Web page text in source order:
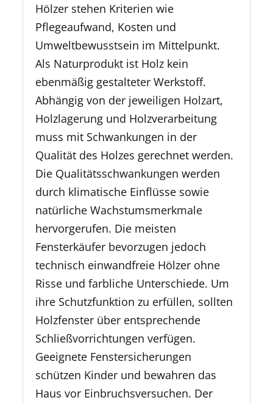
Hölzer stehen Kriterien wie
Pflegeaufwand, Kosten und
Umweltbewusstsein im Mittelpunkt.
Als Naturprodukt ist Holz kein
ebenmäßig gestalteter Werkstoff.
Abhängig von der jeweiligen Holzart,
Holzlagerung und Holzverarbeitung
muss mit Schwankungen in der
Qualität des Holzes gerechnet werden.
Die Qualitätsschwankungen werden
durch klimatische Einflüsse sowie
natürliche Wachstumsmerkmale
hervorgerufen. Die meisten
Fensterkäufer bevorzugen jedoch
technisch einwandfreie Hölzer ohne
Risse und farbliche Unterschiede. Um
ihre Schutzfunktion zu erfüllen, sollten
Holzfenster über entsprechende
Schließvorrichtungen verfügen.
Geeignete Fenstersicherungen
schützen Kinder und bewahren das
Haus vor Einbruchsversuchen. Der